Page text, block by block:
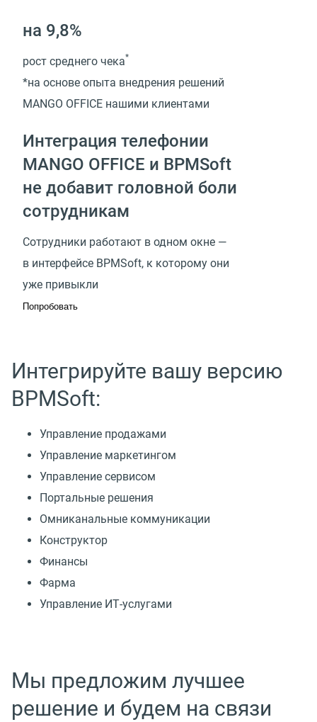
на 9,8%
рост среднего чека*
*на основе опыта внедрения решений
MANGO OFFICE нашими клиентами
Интеграция телефонии
MANGO OFFICE и BPMSoft
не добавит головной боли
сотрудникам
Сотрудники работают в одном окне —
в интерфейсе BPMSoft, к которому они
уже привыкли
Попробовать
Интегрируйте вашу версию
BPMSoft:
Управление продажами
Управление маркетингом
Управление сервисом
Портальные решения
Омниканальные коммуникации
Конструктор
Финансы
Фарма
Управление ИТ-услугами
Мы предложим лучшее
решение и будем на связи